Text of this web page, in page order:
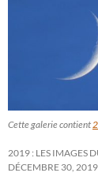
Cette galerie contient
2019 : LES IMAGES
DÉCEMBRE 30, 2019